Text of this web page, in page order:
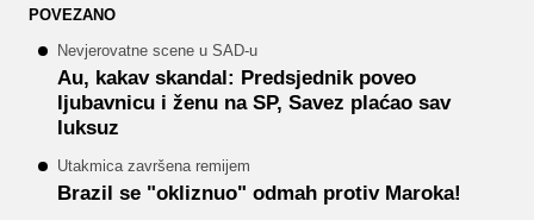
POVEZANO
Nevjerovatne scene u SAD-u
Au, kakav skandal: Predsjednik poveo
ljubavnicu i ženu na SP, Savez plaćao sav
luksuz
Utakmica završena remijem
Brazil se "okliznuo" odmah protiv Maroka!